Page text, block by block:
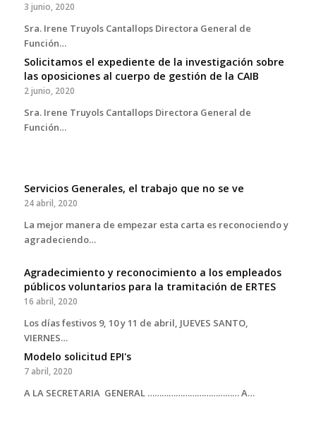
3 junio, 2020
Sra. Irene Truyols Cantallops Directora General de
Función…
Solicitamos el expediente de la investigación sobre
las oposiciones al cuerpo de gestión de la CAIB
2 junio, 2020
Sra. Irene Truyols Cantallops Directora General de
Función…
Servicios Generales, el trabajo que no se ve
24 abril, 2020
La mejor manera de empezar esta carta es reconociendo y
agradeciendo…
Agradecimiento y reconocimiento a los empleados
públicos voluntarios para la tramitación de ERTES
16 abril, 2020
Los días festivos 9, 10 y 11 de abril, JUEVES SANTO,
VIERNES…
Modelo solicitud EPI's
7 abril, 2020
A LA SECRETARIA GENERAL ………………………………… A…